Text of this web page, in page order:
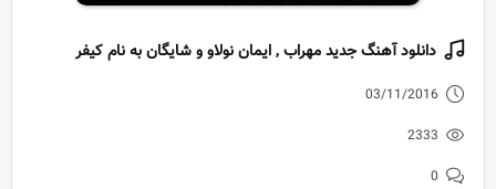
دانلود آهنگ جدید مهراب , ایمان نولاو و شایگان به نام کیفر
03/11/2016
2333
0